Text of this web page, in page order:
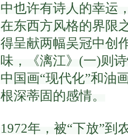
中也许有诗人的幸运
在东西方风格的界限
得呈献两幅吴冠中创
味，《漓江》(一)则
中国画“现代化”和油
根深蒂固的感情。
1972年，被“下放”到